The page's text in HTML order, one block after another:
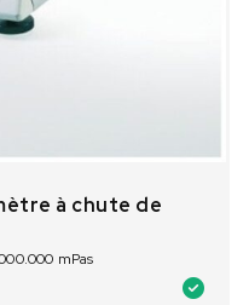
à chute de
mPas